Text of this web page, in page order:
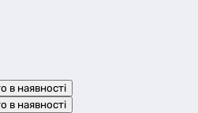
в наявності
в наявності